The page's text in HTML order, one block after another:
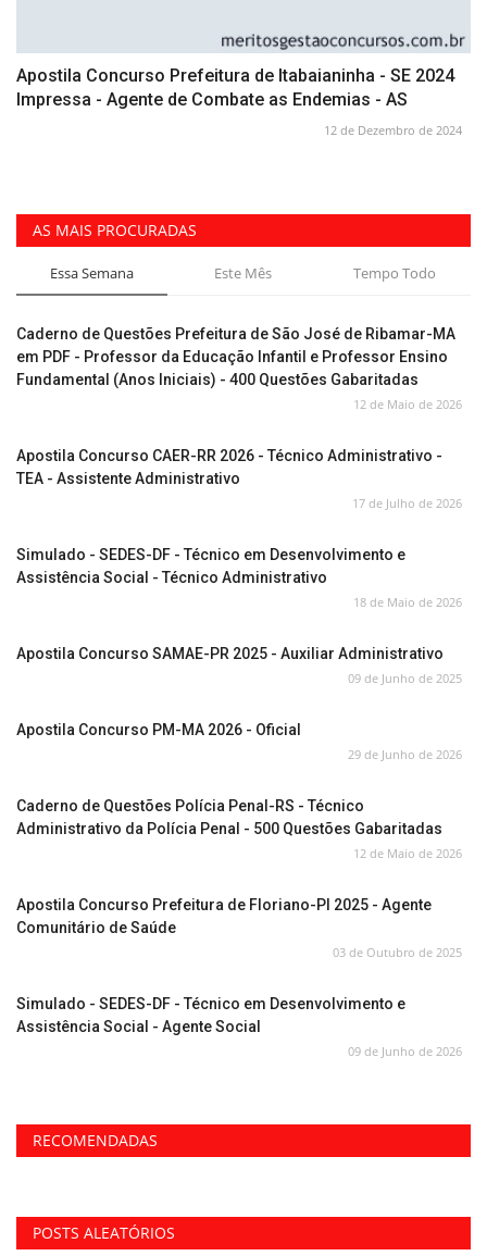
Apostila Concurso Prefeitura de Itabaianinha - SE 2024
Impressa - Agente de Combate as Endemias - AS
12 de Dezembro de 2024
AS MAIS PROCURADAS
Essa Semana Este Mês Tempo Todo
Caderno de Questões Prefeitura de São José de Ribamar-MA
em PDF - Professor da Educação Infantil e Professor Ensino
Fundamental (Anos Iniciais) - 400 Questões Gabaritadas
12 de Maio de 2026
Apostila Concurso CAER-RR 2026 - Técnico Administrativo -
TEA - Assistente Administrativo
17 de Julho de 2026
Simulado - SEDES-DF - Técnico em Desenvolvimento e
Assistência Social - Técnico Administrativo
18 de Maio de 2026
Apostila Concurso SAMAE-PR 2025 - Auxiliar Administrativo
09 de Junho de 2025
Apostila Concurso PM-MA 2026 - Oficial
29 de Junho de 2026
Caderno de Questões Polícia Penal-RS - Técnico
Administrativo da Polícia Penal - 500 Questões Gabaritadas
12 de Maio de 2026
Apostila Concurso Prefeitura de Floriano-PI 2025 - Agente
Comunitário de Saúde
03 de Outubro de 2025
Simulado - SEDES-DF - Técnico em Desenvolvimento e
Assistência Social - Agente Social
09 de Junho de 2026
RECOMENDADAS
POSTS ALEATÓRIOS